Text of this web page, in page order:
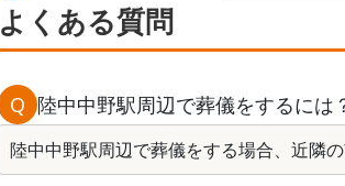
よくある質問
Q 陸中中野駅周辺で葬儀をするには
陸中中野駅周辺で葬儀をする場合、近隣